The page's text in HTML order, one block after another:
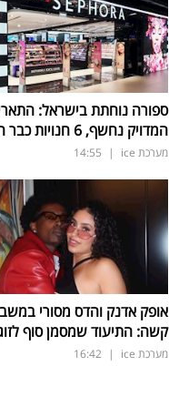
ספורה נוחתת בישראל:
המדויק נחשף, 6 חנויות כבר החודש
מערכת ice |
14:55
אופק אדנק והדס מסורי
קשה: התיעוד שמסמן סוף
מערכת ice |
16:42